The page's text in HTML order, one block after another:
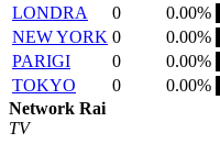
LONDRA
0
0.00%
NEW YORK 0
0.00%
PARIGI
0
0.00%
TOKYO
0
0.00%
Network Rai
TV